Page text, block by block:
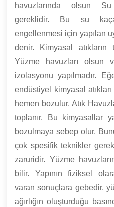
havuzlarında olsun Su
gereklidir. Bu su
engellenmesi için yapılan
denir. Kimyasal atıkların
Yüzme havuzları olsun
izolasyonu yapılmadır.
endüstiyel kimyasal atıkları
hemen bozulur. Atık
toplanır. Bu kimyasallar
bozulmaya sebep olur.
çok spesifik teknikler
zaruridir. Yüzme
bilir. Yapının fiziksel
varan sonuçlara gebedir.
ağırlığın oluşturduğu